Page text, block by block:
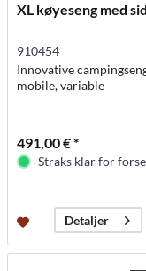
XL køyeseng med
910454
Innovative
mobile, variable
491,00 € *
Straks klar for
Detaljer